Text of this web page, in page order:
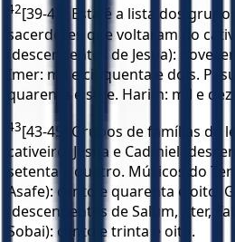
42[39-42] Esta é a lista dos
sacerdotes que voltaram do
(descendentes de Jesua):
Imer: mil e cinquenta e dois.
quarenta e sete. Harim: mil e
43[43-45] Grupos de famílias de
cativeiro: Jesua e Cadmiel
setenta e quatro. Músicos do
Asafe): cento e quarenta e oito.
(descendentes de Salum, Ater,
Sobai): cento e trinta e oito.